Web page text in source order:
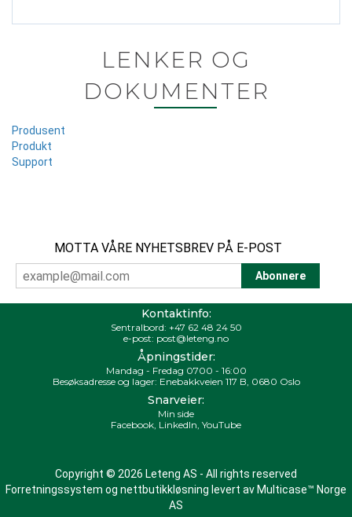
LENKER OG
DOKUMENTER
Produsent
Produkt
Support
MOTTA VÅRE NYHETSBREV PÅ E-POST
Kontaktinfo:
Sentralbord: +47 62 48 24 50
e-post: post@leteng.no
Åpningstider:
Mandag - Fredag 0700 - 16:00
Besøksadresse og lager: Enebakkveien 117 B, 0680 Oslo
Snarveier:
Min side
Facebook, LinkedIn, YouTube
Copyright © 2026 Leteng AS - All rights reserved
Forretningssystem og nettbutikkløsning levert av Multicase™ Norge
AS